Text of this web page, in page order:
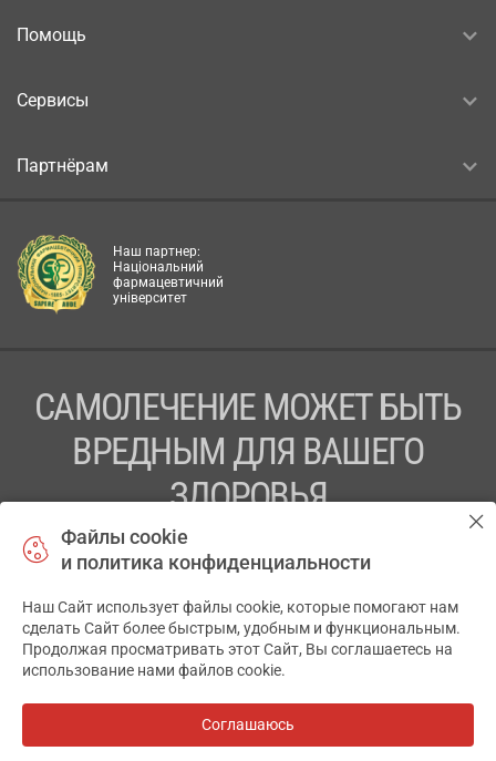
Помощь
Сервисы
Партнёрам
Наш партнер:
Національний
фармацевтичний
університет
САМОЛЕЧЕНИЕ МОЖЕТ БЫТЬ
ВРЕДНЫМ ДЛЯ ВАШЕГО
ЗДОРОВЬЯ
ПЕРЕД ПРИМЕНЕНИЕМ ПРЕПАРАТА
ПРОКОНСУЛЬТИРУЙТЕСЬ С ВРАЧОМ
ТОВ «АПТЕКА 911.ЮА» Код ЄДРПОУ 43631965.
Отказ от ответственности
АПТЕКА911.ЮА
Файлы cookie
и политика конфиденциальности
Наш Сайт использует файлы cookie, которые помогают нам
сделать Сайт более быстрым, удобным и функциональным.
Продолжая просматривать этот Сайт, Вы соглашаетесь на
использование нами файлов cookie.
Соглашаюсь
✕